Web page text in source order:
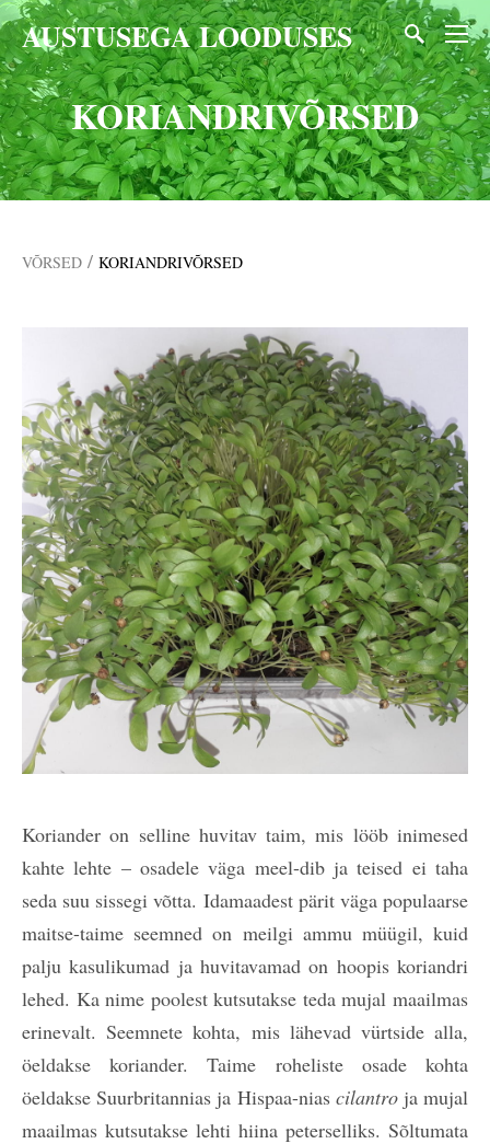
AUSTUSEGA LOODUSES
KORIANDRIVÕRSED
VÕRSED / KORIANDRIVÕRSED
Koriander on selline huvitav taim, mis lööb inimesed
kahte lehte – osadele väga meel-dib ja teised ei taha
seda suu sissegi võtta. Idamaadest pärit väga populaarse
maitse-taime seemned on meilgi ammu müügil, kuid
palju kasulikumad ja huvitavamad on hoopis koriandri
lehed. Ka nime poolest kutsutakse teda mujal maailmas
erinevalt. Seemnete kohta, mis lähevad vürtside alla,
öeldakse koriander. Taime roheliste osade kohta
öeldakse Suurbritannias ja Hispaa-nias cilantro ja mujal
maailmas kutsutakse lehti hiina peterselliks. Sõltumata